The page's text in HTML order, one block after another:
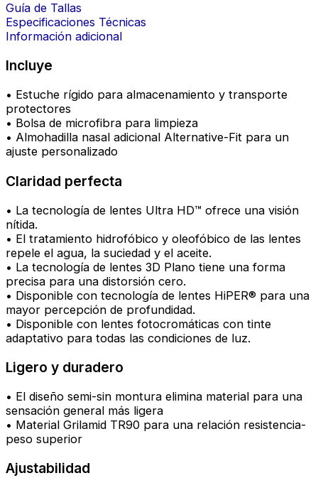
Guía de Tallas
Especificaciones Técnicas
Información adicional
Incluye
• Estuche rígido para almacenamiento y transporte
protectores
• Bolsa de microfibra para limpieza
• Almohadilla nasal adicional Alternative-Fit para un
ajuste personalizado
Claridad perfecta
• La tecnología de lentes Ultra HD™ ofrece una visión
nítida.
• El tratamiento hidrofóbico y oleofóbico de las lentes
repele el agua, la suciedad y el aceite.
• La tecnología de lentes 3D Plano tiene una forma
precisa para una distorsión cero.
• Disponible con tecnología de lentes HiPER® para una
mayor percepción de profundidad.
• Disponible con lentes fotocromáticas con tinte
adaptativo para todas las condiciones de luz.
Ligero y duradero
• El diseño semi-sin montura elimina material para una
sensación general más ligera
• Material Grilamid TR90 para una relación resistencia-
peso superior
Ajustabilidad